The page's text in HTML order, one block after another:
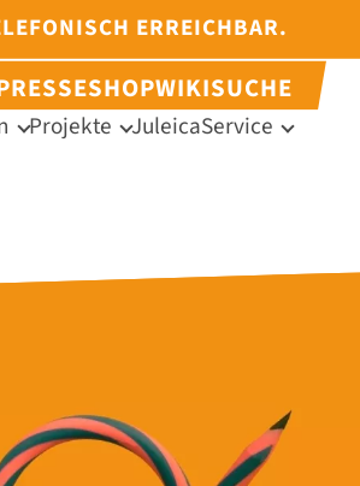
ERREICHBAR.
SHOPWIKISUCHE
Projekte JuleicaService